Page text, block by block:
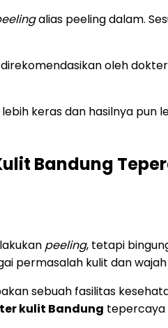
alias peeling dalam.
oleh
keras dan hasilnya pun
Bandung
peeling, tetapi
permasalah kulit dan wajah
sebuah fasilitas
kulit Bandung tepercaya